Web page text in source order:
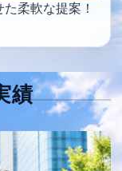
柔軟な提案！
績